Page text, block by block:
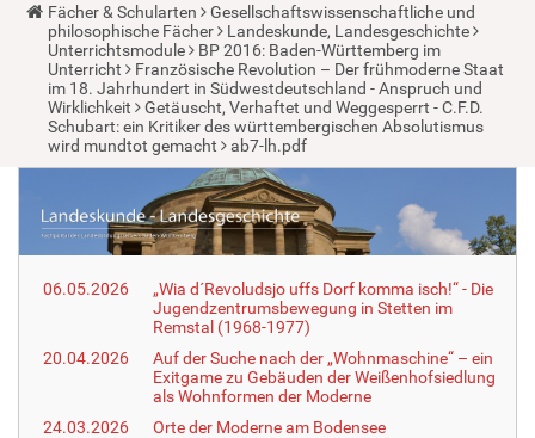
Y
o
u
a
r
e
h
e
r
Fächer & Schularten
Gesellschaftswissenschaftliche und
philosophische Fächer
Landeskunde, Landesgeschichte
Unterrichtsmodule
BP 2016: Baden-Württemberg im
Unterricht
Französische Revolution – Der frühmoderne Staat
im 18. Jahrhundert in Südwestdeutschland - Anspruch und
Wirklichkeit
Getäuscht, Verhaftet und Weggesperrt - C.F.D.
Schubart: ein Kritiker des württembergischen Absolutismus
wird mundtot gemacht
ab7-lh.pdf
06.05.2026
„Wia d´Revoludsjo uffs Dorf komma isch!“ - Die
Jugendzentrumsbewegung in Stetten im
Remstal (1968-1977)
20.04.2026
Auf der Suche nach der „Wohnmaschine“ – ein
Exitgame zu Gebäuden der Weißenhofsiedlung
als Wohnformen der Moderne
24.03.2026
Orte der Moderne am Bodensee